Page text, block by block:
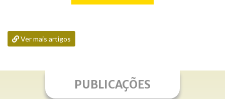
Ver mais artigos
PUBLICAÇÕES